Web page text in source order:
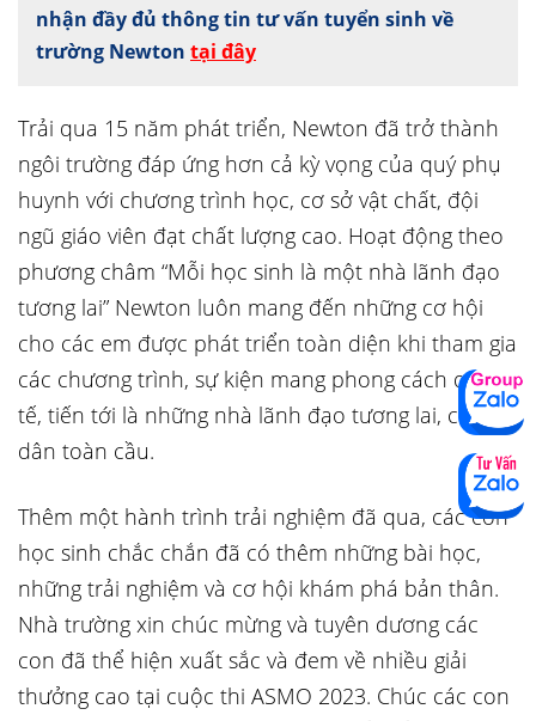
nhận đầy đủ thông tin tư vấn tuyển sinh về
trường Newton tại đây
Trải qua 15 năm phát triển, Newton đã trở thành
ngôi trường đáp ứng hơn cả kỳ vọng của quý phụ
huynh với chương trình học, cơ sở vật chất, đội
ngũ giáo viên đạt chất lượng cao. Hoạt động theo
phương châm “Mỗi học sinh là một nhà lãnh đạo
tương lai” Newton luôn mang đến những cơ hội
cho các em được phát triển toàn diện khi tham gia
các chương trình, sự kiện mang phong cách quốc
tế, tiến tới là những nhà lãnh đạo tương lai, công
dân toàn cầu.
Thêm một hành trình trải nghiệm đã qua, các con
học sinh chắc chắn đã có thêm những bài học,
những trải nghiệm và cơ hội khám phá bản thân.
Nhà trường xin chúc mừng và tuyên dương các
con đã thể hiện xuất sắc và đem về nhiều giải
thưởng cao tại cuộc thi ASMO 2023. Chúc các con